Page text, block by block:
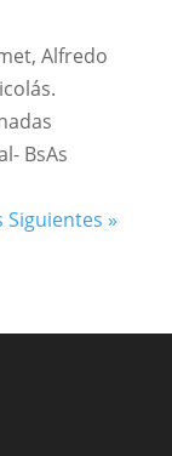
Alfredo
BsAs
Siguientes »